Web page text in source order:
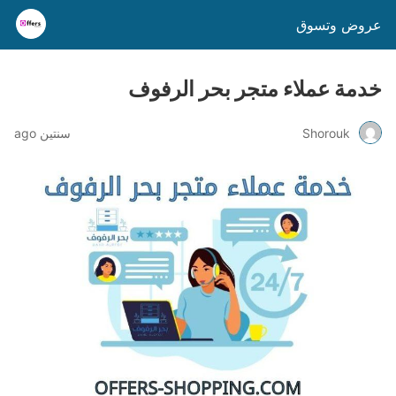
عروض وتسوق
خدمة عملاء متجر بحر الرفوف
Shorouk سنتين ago